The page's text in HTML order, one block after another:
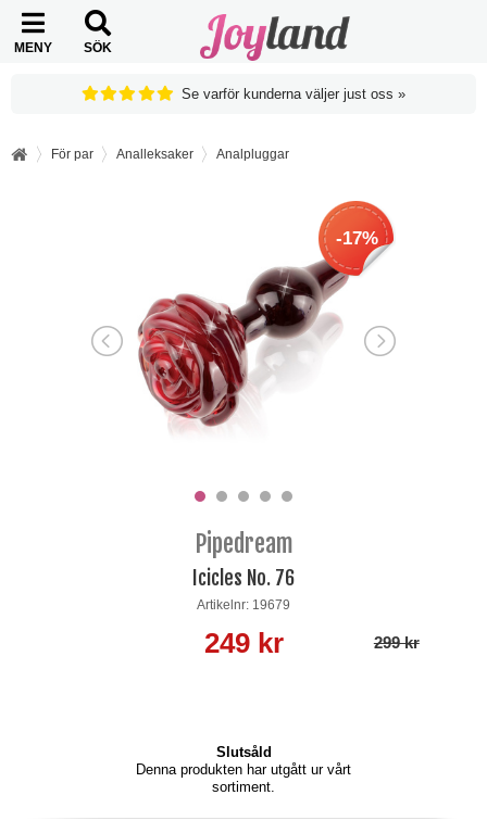
MENY SÖK
Se varför kunderna väljer just oss »
För par Analleksaker Analpluggar
-17%
Pipedream
Icicles No. 76
Artikelnr: 19679
249 kr 299 kr
Slutsåld
Denna produkten har utgått ur vårt
sortiment.